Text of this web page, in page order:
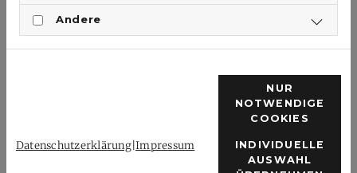
Die Koordination übernimmt der Verband (Projekttrainer
und Geschäftsführer).
Regionale Zusammenschlüsse sind absolut sinnvoll und
vom Verband auf jeden Fall gewünscht, denn auch das ist
Nach welchen Kriterien erfolgt das Training
Andere
Datenschutzerklärung|Impressum
NUR
NOTWENDIGE
COOKIES
INDIVIDUELLE
AUSWAHL